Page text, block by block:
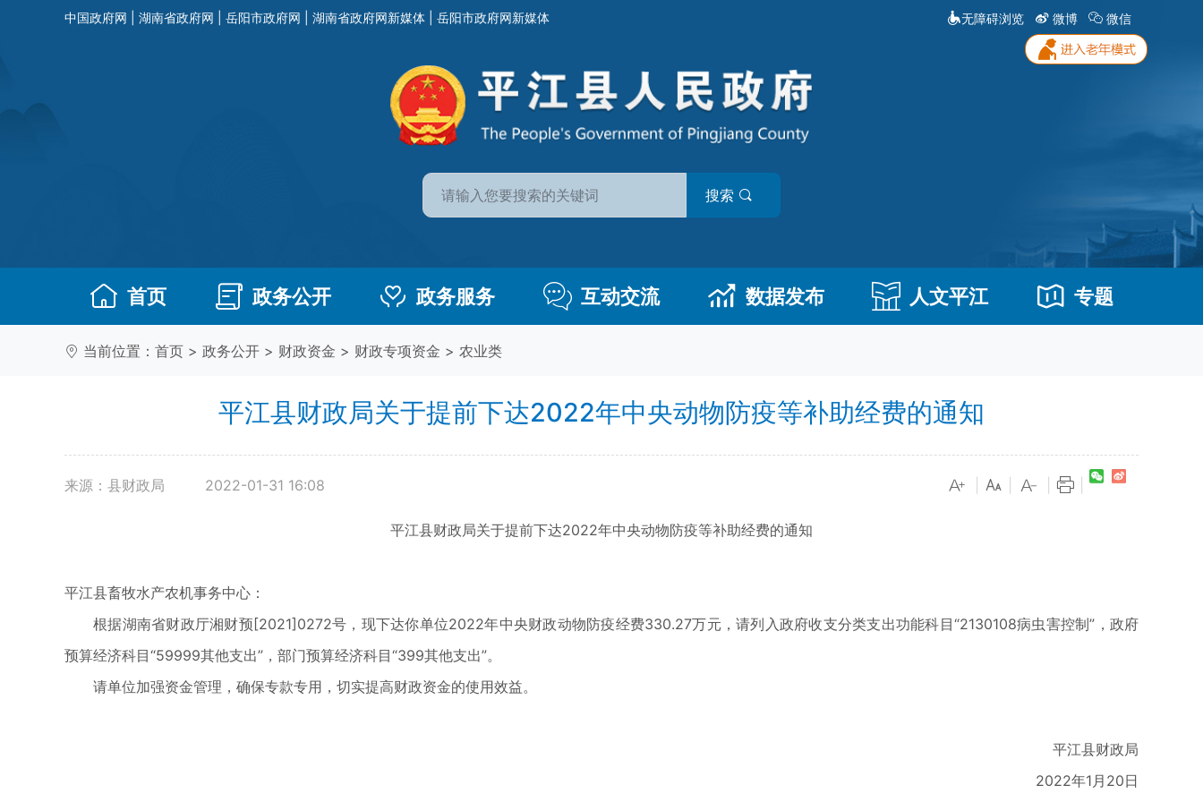
中国政府网 湖南省政府网 岳阳市政府网 湖南省政府网新媒体 岳阳市政府网新媒体 无障碍浏览 微博 微信
搜索
首页 政务公开 政务服务 互动交流 数据发布 人文平江 专题
当前位置： 首页 > 政务公开 > 财政资金 > 财政专项资金 > 农业类
平江县财政局关于提前下达2022年中央动物防疫等补助经费的通知
来源：县财政局 2022-01-31 16:08
平江县财政局关于提前下达2022年中央动物防疫等补助经费的通知
平江县畜牧水产农机事务中心：
根据湖南省财政厅湘财预[2021]0272号，现下达你单位2022年中央财政动物防疫经费330.27万元，请列入政府收支分类支出功能科目“2130108病虫害控制”，政府
预算经济科目“59999其他支出”，部门预算经济科目“399其他支出”。
请单位加强资金管理，确保专款专用，切实提高财政资金的使用效益。
平江县财政局
2022年1月20日